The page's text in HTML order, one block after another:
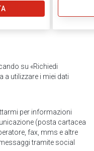
su «Richiedi
a utilizzare i miei dati
per informazioni
(posta cartacea
fax, mms e altre
tramite social